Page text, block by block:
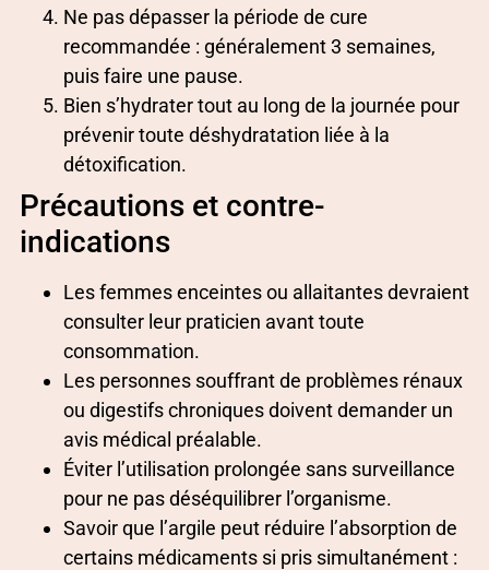
Ne pas dépasser la période de cure
recommandée : généralement 3 semaines,
puis faire une pause.
Bien s’hydrater tout au long de la journée pour
prévenir toute déshydratation liée à la
détoxification.
Précautions et contre-
indications
Les femmes enceintes ou allaitantes devraient
consulter leur praticien avant toute
consommation.
Les personnes souffrant de problèmes rénaux
ou digestifs chroniques doivent demander un
avis médical préalable.
Éviter l’utilisation prolongée sans surveillance
pour ne pas déséquilibrer l’organisme.
Savoir que l’argile peut réduire l’absorption de
certains médicaments si pris simultanément :